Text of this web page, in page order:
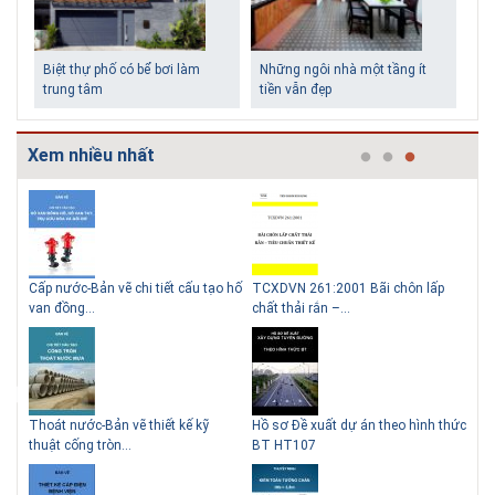
Biệt thự phố có bể bơi làm
trung tâm
Những ngôi nhà một tầng ít
tiền vẫn đẹp
Lý do nên sử dụng gạch block
để xây nhà
Thiết kế nhà siêu nhỏ độc đáo
Xem nhiều nhất
Cấp nước-Bản vẽ chi tiết cấu tạo hố
van đồng...
Thoát nước-Bản vẽ thiết kế kỹ
thuật cống tròn...
TCXDVN 261:2001 Bãi chôn lấp
chất thải rắn –...
Hồ sơ Đề xuất dự án theo hình thức
BT HT107